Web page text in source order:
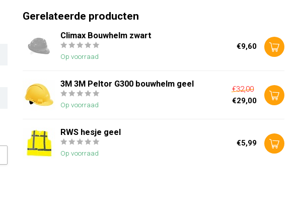
Gerelateerde producten
Climax Bouwhelm zwart
Op voorraad
€9,60
3M 3M Peltor G300 bouwhelm geel
Op voorraad
€32,00
€29,00
RWS hesje geel
Op voorraad
€5,99